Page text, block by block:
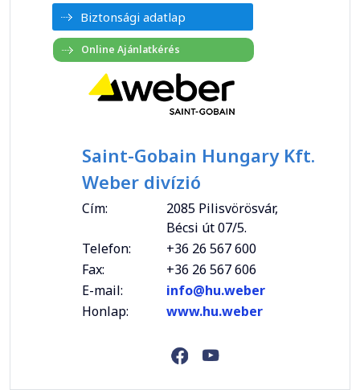
Biztonsági adatlap
Saint-Gobain Hungary Kft.
Weber divízió
Cím:
2085 Pilisvörösvár,
Bécsi út 07/5.
Telefon:
+36 26 567 600
Fax:
+36 26 567 606
E-mail:
info@hu.weber
Honlap:
www.hu.weber